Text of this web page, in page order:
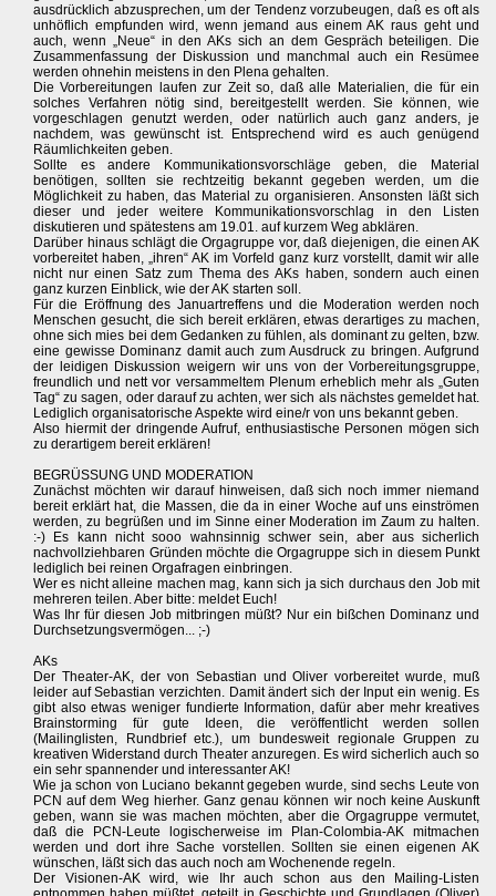
ausdrücklich abzusprechen, um der Tendenz vorzubeugen, daß es oft als
unhöflich empfunden wird, wenn jemand aus einem AK raus geht und
auch, wenn „Neue“ in den AKs sich an dem Gespräch beteiligen. Die
Zusammenfassung der Diskussion und manchmal auch ein Resümee
werden ohnehin meistens in den Plena gehalten.
Die Vorbereitungen laufen zur Zeit so, daß alle Materialien, die für ein
solches Verfahren nötig sind, bereitgestellt werden. Sie können, wie
vorgeschlagen genutzt werden, oder natürlich auch ganz anders, je
nachdem, was gewünscht ist. Entsprechend wird es auch genügend
Räumlichkeiten geben.
Sollte es andere Kommunikationsvorschläge geben, die Material
benötigen, sollten sie rechtzeitig bekannt gegeben werden, um die
Möglichkeit zu haben, das Material zu organisieren. Ansonsten läßt sich
dieser und jeder weitere Kommunikationsvorschlag in den Listen
diskutieren und spätestens am 19.01. auf kurzem Weg abklären.
Darüber hinaus schlägt die Orgagruppe vor, daß diejenigen, die einen AK
vorbereitet haben, „ihren“ AK im Vorfeld ganz kurz vorstellt, damit wir alle
nicht nur einen Satz zum Thema des AKs haben, sondern auch einen
ganz kurzen Einblick, wie der AK starten soll.
Für die Eröffnung des Januartreffens und die Moderation werden noch
Menschen gesucht, die sich bereit erklären, etwas derartiges zu machen,
ohne sich mies bei dem Gedanken zu fühlen, als dominant zu gelten, bzw.
eine gewisse Dominanz damit auch zum Ausdruck zu bringen. Aufgrund
der leidigen Diskussion weigern wir uns von der Vorbereitungsgruppe,
freundlich und nett vor versammeltem Plenum erheblich mehr als „Guten
Tag“ zu sagen, oder darauf zu achten, wer sich als nächstes gemeldet hat.
Lediglich organisatorische Aspekte wird eine/r von uns bekannt geben.
Also hiermit der dringende Aufruf, enthusiastische Personen mögen sich
zu derartigem bereit erklären!
BEGRÜSSUNG UND MODERATION
Zunächst möchten wir darauf hinweisen, daß sich noch immer niemand
bereit erklärt hat, die Massen, die da in einer Woche auf uns einströmen
werden, zu begrüßen und im Sinne einer Moderation im Zaum zu halten.
:-) Es kann nicht sooo wahnsinnig schwer sein, aber aus sicherlich
nachvollziehbaren Gründen möchte die Orgagruppe sich in diesem Punkt
lediglich bei reinen Orgafragen einbringen.
Wer es nicht alleine machen mag, kann sich ja sich durchaus den Job mit
mehreren teilen. Aber bitte: meldet Euch!
Was Ihr für diesen Job mitbringen müßt? Nur ein bißchen Dominanz und
Durchsetzungsvermögen... ;-)
AKs
Der Theater-AK, der von Sebastian und Oliver vorbereitet wurde, muß
leider auf Sebastian verzichten. Damit ändert sich der Input ein wenig. Es
gibt also etwas weniger fundierte Information, dafür aber mehr kreatives
Brainstorming für gute Ideen, die veröffentlicht werden sollen
(Mailinglisten, Rundbrief etc.), um bundesweit regionale Gruppen zu
kreativen Widerstand durch Theater anzuregen. Es wird sicherlich auch so
ein sehr spannender und interessanter AK!
Wie ja schon von Luciano bekannt gegeben wurde, sind sechs Leute von
PCN auf dem Weg hierher. Ganz genau können wir noch keine Auskunft
geben, wann sie was machen möchten, aber die Orgagruppe vermutet,
daß die PCN-Leute logischerweise im Plan-Colombia-AK mitmachen
werden und dort ihre Sache vorstellen. Sollten sie einen eigenen AK
wünschen, läßt sich das auch noch am Wochenende regeln.
Der Visionen-AK wird, wie Ihr auch schon aus den Mailing-Listen